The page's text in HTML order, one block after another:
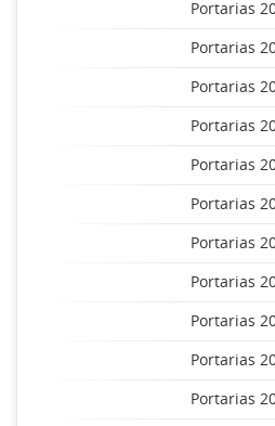
Portarias
Portarias
Portarias
Portarias
Portarias
Portarias
Portarias
Portarias
Portarias
Portarias
Portarias